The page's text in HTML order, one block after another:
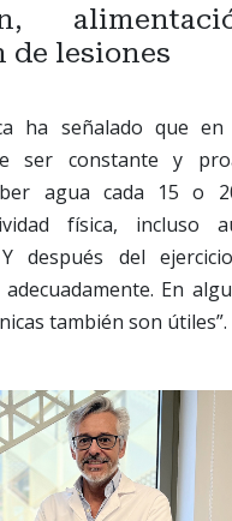
de lesiones
ha señalado que
ser constante y
agua cada 15 o
física, incluso
después del
En
también son útiles”.